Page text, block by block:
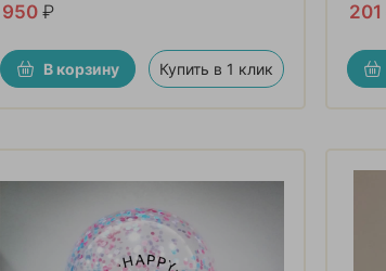
950 ₽
В корзину Купить в 1 клик
201